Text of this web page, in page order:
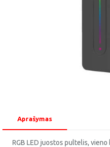
Aprašymas
RGB LED juostos pultelis, vieno